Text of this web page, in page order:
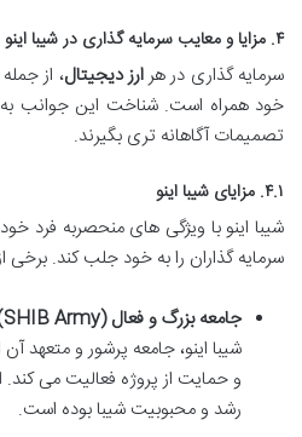
۴. مزایا و معایب سرمایه گذاری در شیبا اینو
سرمایه گذاری در هرارز دیجیتال، از
خود همراه است. شناخت این جوانب
تصمیمات آگاهانه تری بگیرند.
۴.۱. مزایای شیبا اینو
شیبا اینو با ویژگی های منحصربه فرد
سرمایه گذاران را به خود جلب کند. برخی
جامعه بزرگ و فعال (SHIB Army):
شیبا اینو، جامعه پرشور و متعهد
و حمایت از پروژه فعالیت می
رشد و محبوبیت شیبا بوده است.